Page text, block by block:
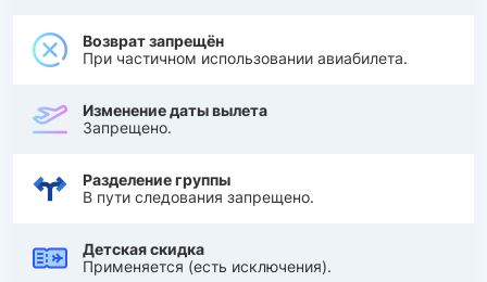
Возврат запрещён
При частичном использовании авиабилета.
Изменение даты вылета
Запрещено.
Разделение группы
В пути следования запрещено.
Детская скидка
Применяется (есть исключения).